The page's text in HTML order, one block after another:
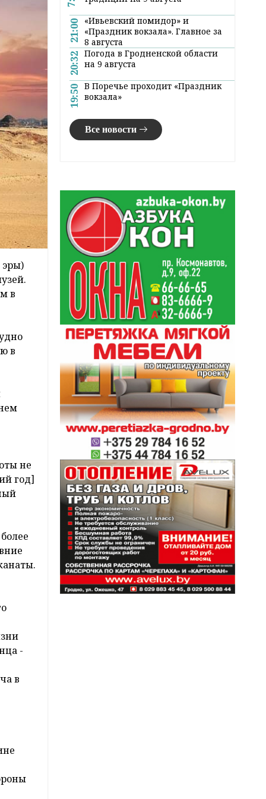
в
в
не
год]
-
в
21:00
«Ивьевский помидор» и
«Праздник вокзала». Главное за
8 августа
20:32 Погода в Гродненской области
на 9 августа
19:50 В Поречье проходит «Праздник
вокзала»
Все новости